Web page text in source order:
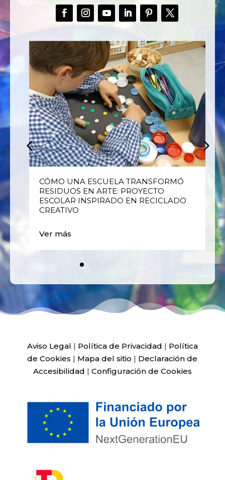
CÓMO UNA ESCUELA TRANSFORMÓ
RESIDUOS EN ARTE: PROYECTO
ESCOLAR INSPIRADO EN RECICLADO
CREATIVO
Ver más
Aviso Legal | Política de Privacidad | Política
de Cookies | Mapa del sitio | Declaración de
Accesibilidad | Configuración de Cookies